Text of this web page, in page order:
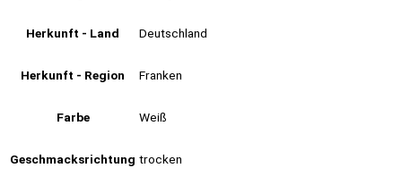
Herkunft - Land Deutschland
Herkunft - Region Franken
Farbe Weiß
Geschmacksrichtung trocken